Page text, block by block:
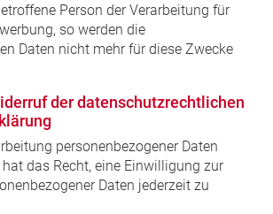
Person der Verarbeitung für
so werden die
Daten nicht mehr für diese Zwecke
der datenschutzrechtlichen
personenbezogener Daten
das Recht, eine Einwilligung zur
Daten jederzeit zu